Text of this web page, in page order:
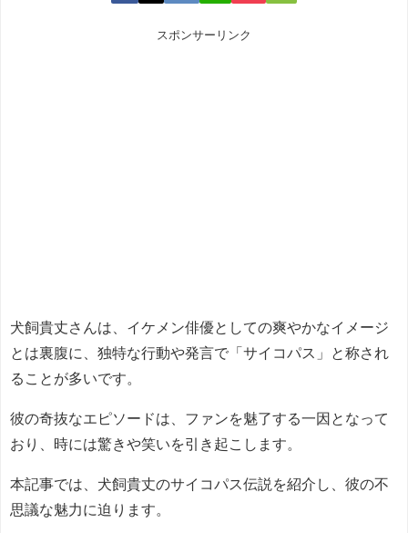
スポンサーリンク
犬飼貴丈さんは、イケメン俳優としての爽やかなイメージ
とは裏腹に、独特な行動や発言で「サイコパス」と称され
ることが多いです。
彼の奇抜なエピソードは、ファンを魅了する一因となって
おり、時には驚きや笑いを引き起こします。
本記事では、犬飼貴丈のサイコパス伝説を紹介し、彼の不
思議な魅力に迫ります。